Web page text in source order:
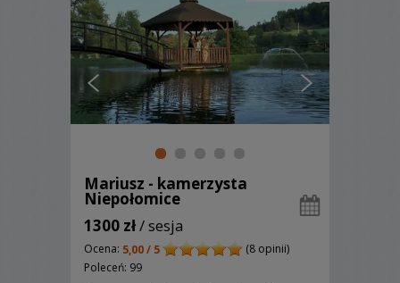
Mariusz - kamerzysta
Niepołomice
1300 zł/ sesja
Ocena: 5,00 / 5
(8 opinii)
Poleceń: 99